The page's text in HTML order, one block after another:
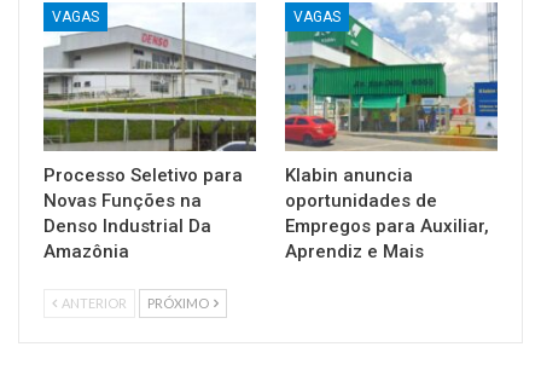
VAGAS
Processo Seletivo para
Novas Funções na
Denso Industrial Da
Amazônia
VAGAS
Klabin anuncia
oportunidades de
Empregos para Auxiliar,
Aprendiz e Mais
ANTERIOR PRÓXIMO